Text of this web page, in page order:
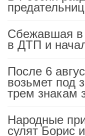
Сбежавшая
в ДТП и
После 6
возьмет под
трем знакам
Народные
сулят Борис